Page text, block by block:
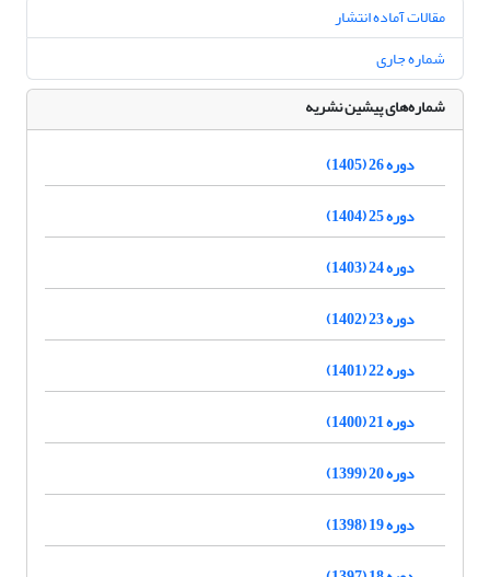
مقالات آماده انتشار
شماره جاری
شماره‌های پیشین نشریه
دوره 26 (1405)
دوره 25 (1404)
دوره 24 (1403)
دوره 23 (1402)
دوره 22 (1401)
دوره 21 (1400)
دوره 20 (1399)
دوره 19 (1398)